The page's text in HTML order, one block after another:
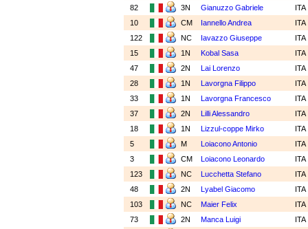
82
3N Gianuzzo Gabriele
ITA
10
CM Iannello Andrea
ITA
122
NC Iavazzo Giuseppe
ITA
15
1N Kobal Sasa
ITA
47
2N Lai Lorenzo
ITA
28
1N Lavorgna Filippo
ITA
33
1N Lavorgna Francesco
ITA
37
2N Lilli Alessandro
ITA
18
1N Lizzul-coppe Mirko
ITA
5
M Loiacono Antonio
ITA
3
CM Loiacono Leonardo
ITA
123
NC Lucchetta Stefano
ITA
48
2N Lyabel Giacomo
ITA
103
NC Maier Felix
ITA
73
2N Manca Luigi
ITA